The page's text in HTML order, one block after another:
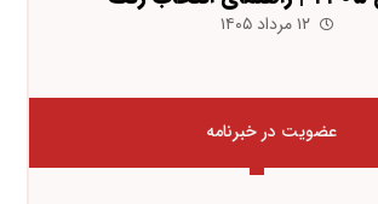
۱۲ مرداد ۱۴۰۵
عضویت در خبرنامه